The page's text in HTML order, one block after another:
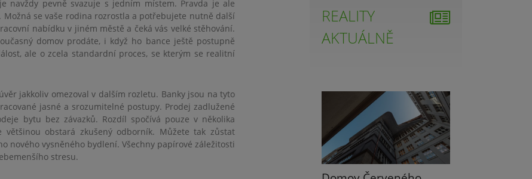
navždy pevně svazuje s jedním místem. Pravda je ale
se vaše rodina rozrostla a potřebujete nutně další
nabídku v jiném městě a čeká vás velké stěhování.
domov prodáte, i když ho bance ještě postupně
ale o zcela standardní proces, se kterým se realitní
jakkoliv omezoval v dalším rozletu. Banky jsou na tyto
jasné a srozumitelné postupy. Prodej zadlužené
bytu bez závazků. Rozdíl spočívá pouze v několika
obstará zkušený odborník. Můžete tak zůstat
nového vysněného bydlení. Všechny papírové záležitosti
stresu.
REALITY
AKTUÁLNĚ